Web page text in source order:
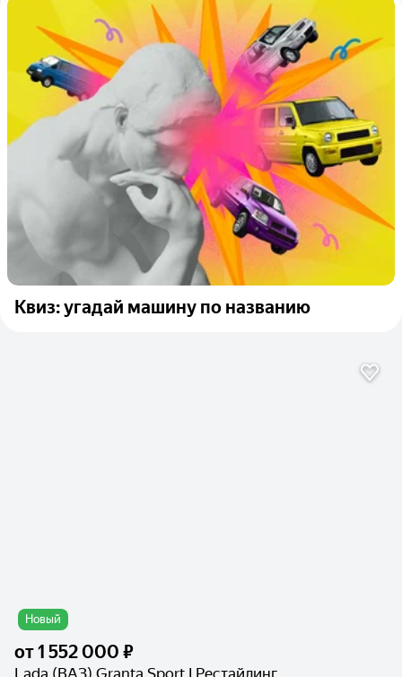
Квиз: угадай машину по названию
Новый
от1 552 000 ₽
Lada (ВАЗ) Granta Sport I Рестайлинг